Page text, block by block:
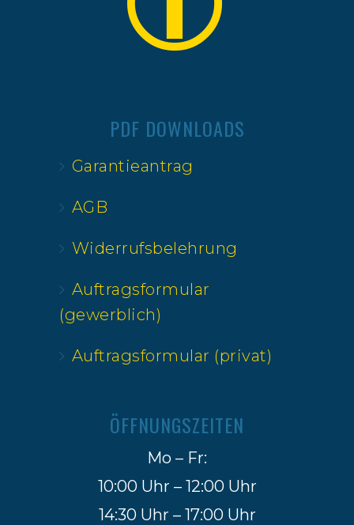
PDF DOWNLOADS
Garantieantrag
AGB
Widerrufsbelehrung
Auftragsformular
(gewerblich)
Auftragsformular (privat)
ÖFFNUNGSZEITEN
Mo – Fr:
10:00 Uhr – 12:00 Uhr
14:30 Uhr – 17:00 Uhr